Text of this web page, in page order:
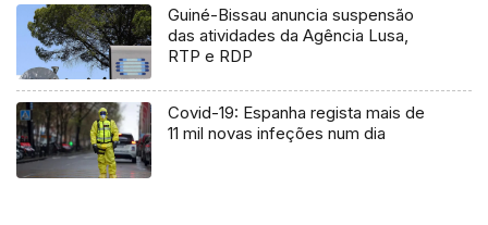
Guiné-Bissau anuncia suspensão
das atividades da Agência Lusa,
RTP e RDP
Covid-19: Espanha regista mais de
11 mil novas infeções num dia